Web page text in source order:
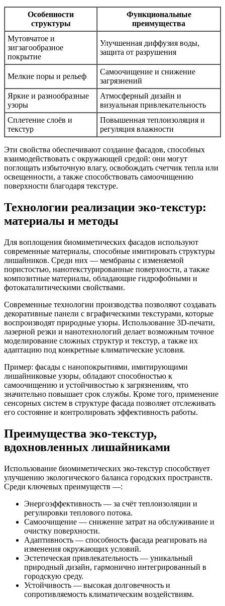
Особенности
структуры
Функциональные
преимущества
Мутовчатое и
зигзагообразное
покрытие
Улучшенная диффузия воды,
защита от разрушения
Мелкие поры и рельеф
Самоочищение и снижение
загрязнений
Яркие и разнообразные
узоры
Атмосферный дизайн и
визуальная привлекательность
Сплетение слоёв и
текстур
Повышенная теплоизоляция и
регуляция влажности
Эти свойства обеспечивают создание фасадов, способных
взаимодействовать с окружающей средой: они могут
поглощать избыточную влагу, освобождать счетчик тепла или
освещенности, а также способствовать самоочищению
поверхности благодаря текстуре.
Технологии реализации эко-текстур:
материалы и методы
Для воплощения биомиметических фасадов используют
современные материалы, способные имитировать структуры
лишайников. Среди них — мембраны с изменяемой
пористостью, нанотекстурированные поверхности, а также
композитные материалы, обладающие гидрофобными и
фотокаталитическими свойствами.
Современные технологии производства позволяют создавать
декоративные панели с вграфическими текстурами, которые
воспроизводят природные узоры. Использование 3D-печати,
лазерной резки и нанотехнологий делает возможным точное
моделирование сложных структур и текстур, а также их
адаптацию под конкретные климатические условия.
Пример: фасады с нанопокрытиями, имитирующими
лишайниковые узоры, обладают способностью к
самоочищению и устойчивостью к загрязнениям, что
значительно повышает срок службы. Кроме того, применение
сенсорных систем в структуре фасада позволяет отслеживать
его состояние и контролировать эффективность работы.
Преимущества эко-текстур,
вдохновленных лишайниками
Использование биомиметических эко-текстур способствует
улучшению экологического баланса городских пространств.
Среди ключевых преимуществ —:
Энергоэффективность — за счёт теплоизоляции и
регулировки теплового потока.
Самоочищение — снижение затрат на обслуживание и
очистку поверхности.
Адаптивность — способность фасада реагировать на
изменения окружающих условий.
Эстетическая привлекательность — уникальный
природный дизайн, гармонично интегрированный в
городскую среду.
Устойчивость — высокая долговечность и
сопротивляемость климатическим воздействиям.